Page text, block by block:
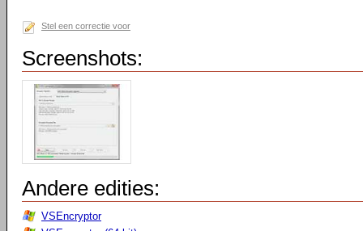
Stel een correctie voor
Screenshots:
Andere edities:
VSEncryptor